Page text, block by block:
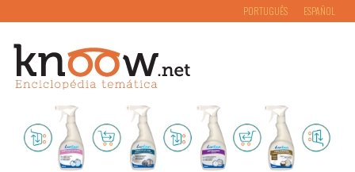
PORTUGUÊS ESPAÑOL